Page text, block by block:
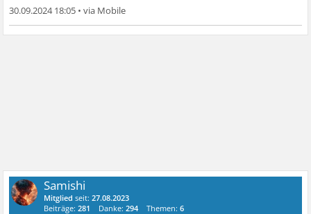
30.09.2024 18:05 •
Samishi
Mitglied seit:27.08.2023
Beiträge:281 Danke:294 Themen:6